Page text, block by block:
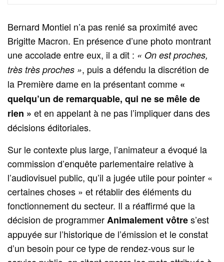
Bernard Montiel n’a pas renié sa proximité avec
Brigitte Macron. En présence d’une photo montrant
une accolade entre eux, il a dit : « On est proches,
très très proches », puis a défendu la discrétion de
la Première dame en la présentant comme «
quelqu’un de remarquable, qui ne se mêle de
rien » et en appelant à ne pas l’impliquer dans des
décisions éditoriales.
Sur le contexte plus large, l’animateur a évoqué la
commission d’enquête parlementaire relative à
l’audiovisuel public, qu’il a jugée utile pour pointer «
certaines choses » et rétablir des éléments du
fonctionnement du secteur. Il a réaffirmé que la
décision de programmerAnimalement vôtres’est
appuyée sur l’historique de l’émission et le constat
d’un besoin pour ce type de rendez-vous sur le